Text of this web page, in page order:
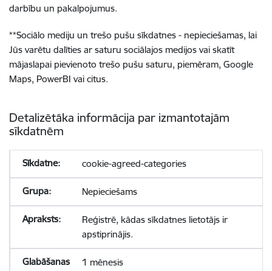
darbību un pakalpojumus.
**Sociālo mediju un trešo pušu sīkdatnes - nepieciešamas, lai
Jūs varētu dalīties ar saturu sociālajos medijos vai skatīt
mājaslapai pievienoto trešo pušu saturu, piemēram, Google
Maps, PowerBI vai citus.
Detalizētāka informācija par izmantotajām
sīkdatnēm
cookie-agreed-categories
Nepieciešams
Reģistrē, kādas sīkdatnes lietotājs ir
apstiprinājis.
1 mēnesis